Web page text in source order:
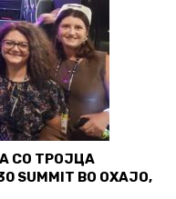
СО ТРОЈЦА
SUMMIT ВО ОХАЈО,